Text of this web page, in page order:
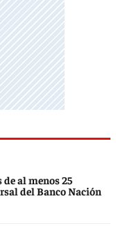
al menos 25
del Banco Nación